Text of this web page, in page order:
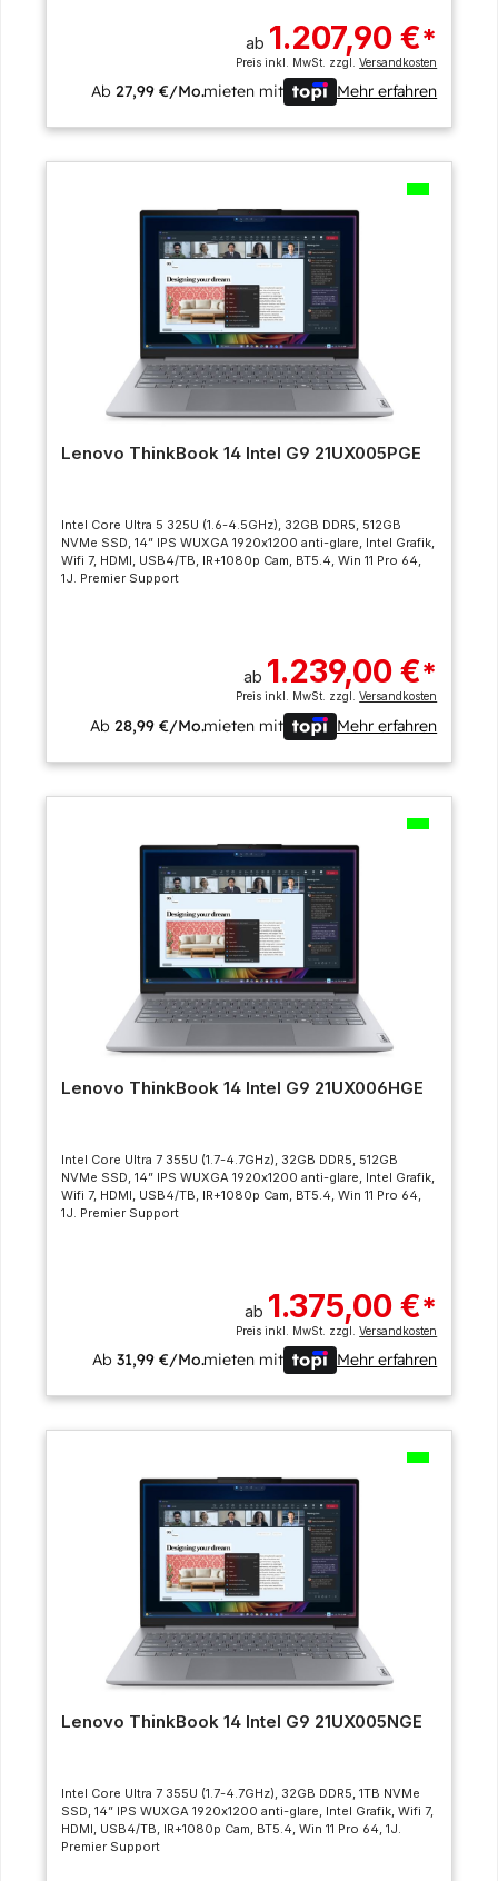
ab 1.207,90 €*
Preis inkl. MwSt. zzgl.Versandkosten
Ab27,99 €/Mo.mieten mit Mehr erfahren
Lenovo ThinkBook 14 Intel G9 21UX005PGE
Intel Core Ultra 5 325U (1.6-4.5GHz), 32GB DDR5, 512GB
NVMe SSD, 14” IPS WUXGA 1920x1200 anti-glare, Intel Grafik,
Wifi 7, HDMI, USB4/TB, IR+1080p Cam, BT5.4, Win 11 Pro 64,
1J. Premier Support
ab 1.239,00 €*
Preis inkl. MwSt. zzgl.Versandkosten
Ab28,99 €/Mo.mieten mit Mehr erfahren
Lenovo ThinkBook 14 Intel G9 21UX006HGE
Intel Core Ultra 7 355U (1.7-4.7GHz), 32GB DDR5, 512GB
NVMe SSD, 14” IPS WUXGA 1920x1200 anti-glare, Intel Grafik,
Wifi 7, HDMI, USB4/TB, IR+1080p Cam, BT5.4, Win 11 Pro 64,
1J. Premier Support
ab 1.375,00 €*
Preis inkl. MwSt. zzgl.Versandkosten
Ab31,99 €/Mo.mieten mit Mehr erfahren
Lenovo ThinkBook 14 Intel G9 21UX005NGE
Intel Core Ultra 7 355U (1.7-4.7GHz), 32GB DDR5, 1TB NVMe
SSD, 14” IPS WUXGA 1920x1200 anti-glare, Intel Grafik, Wifi 7,
HDMI, USB4/TB, IR+1080p Cam, BT5.4, Win 11 Pro 64, 1J.
Premier Support